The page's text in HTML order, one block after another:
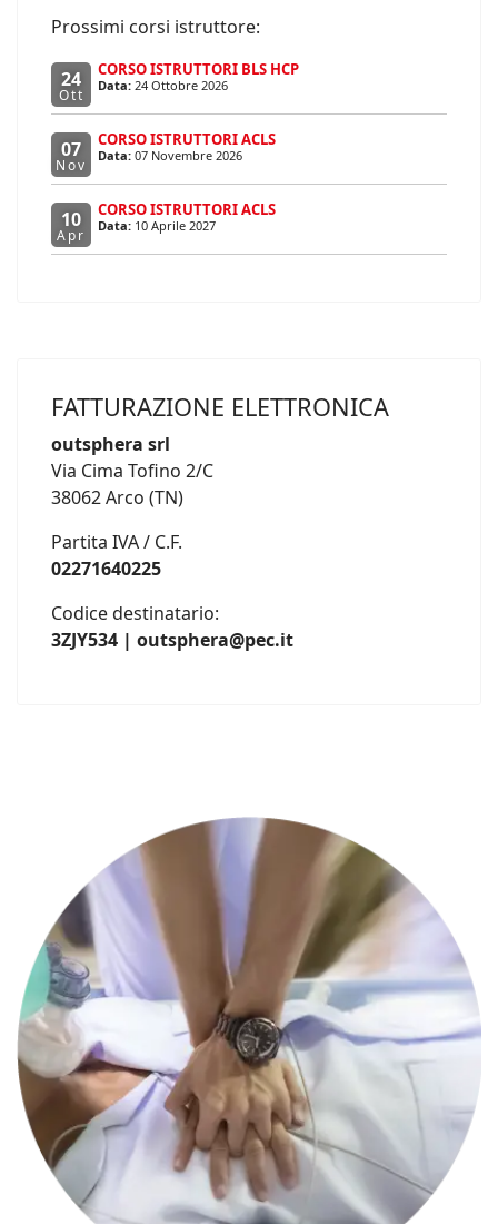
Prossimi corsi istruttore:
24
Ott
CORSO ISTRUTTORI BLS HCP
Data: 24 Ottobre 2026
07
Nov
CORSO ISTRUTTORI ACLS
Data: 07 Novembre 2026
10
Apr
CORSO ISTRUTTORI ACLS
Data: 10 Aprile 2027
FATTURAZIONE ELETTRONICA
outsphera srl
Via Cima Tofino 2/C
38062 Arco (TN)
Partita IVA / C.F.
02271640225
Codice destinatario:
3ZJY534 | outsphera@pec.it